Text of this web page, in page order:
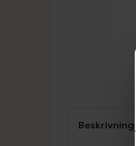
Beskrivning